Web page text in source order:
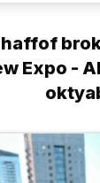
Expo -